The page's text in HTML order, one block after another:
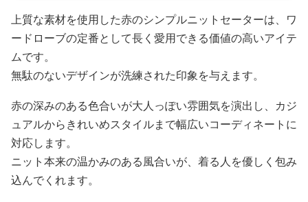
上質な素材を使用した赤のシンプルニットセーターは、ワ
ードローブの定番として長く愛用できる価値の高いアイテ
ムです。
無駄のないデザインが洗練された印象を与えます。
赤の深みのある色合いが大人っぽい雰囲気を演出し、カジ
ュアルからきれいめスタイルまで幅広いコーディネートに
対応します。
ニット本来の温かみのある風合いが、着る人を優しく包み
込んでくれます。